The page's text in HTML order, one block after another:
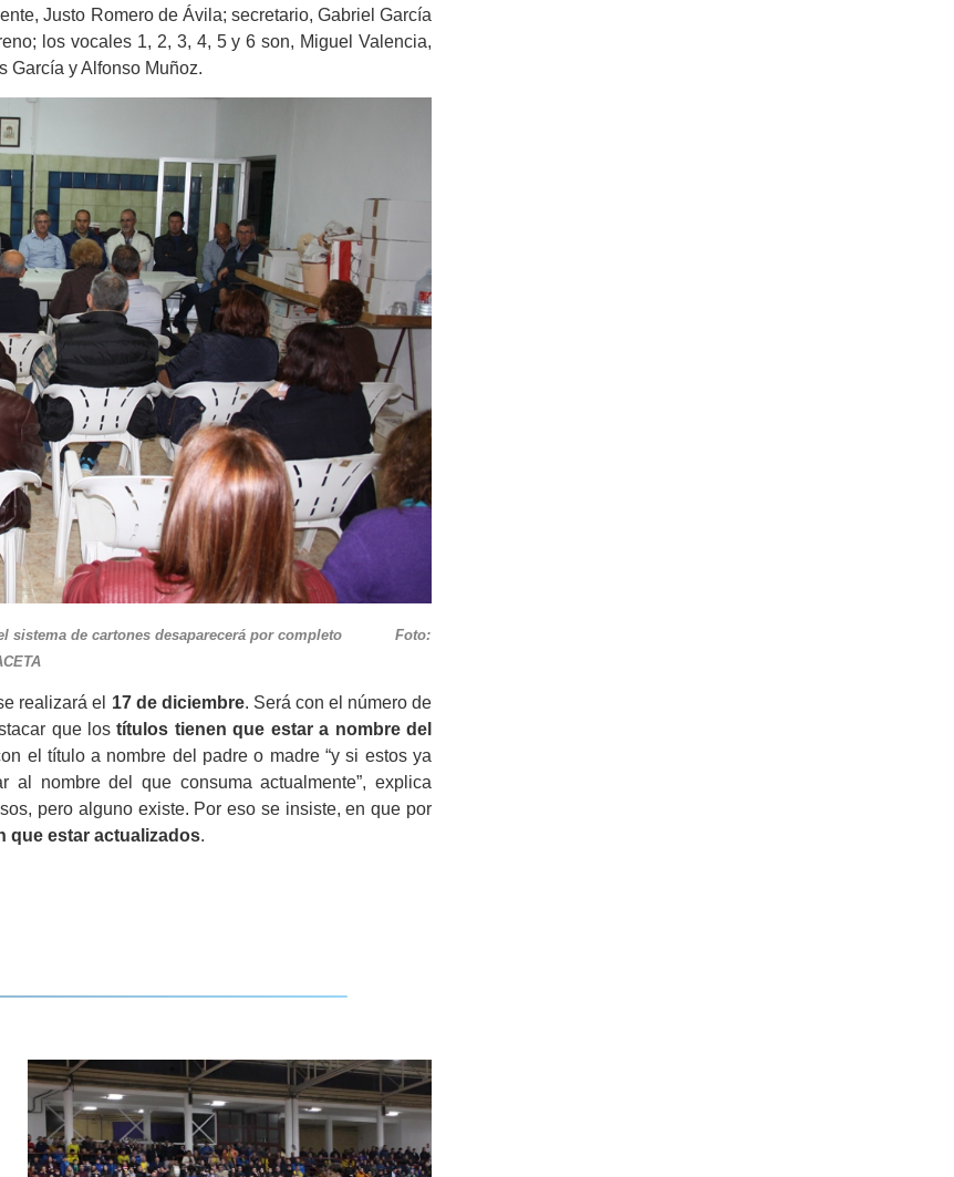
Justo Romero de Ávila; secretario, Gabriel García
los vocales 1, 2, 3, 4, 5 y 6 son, Miguel Valencia,
García y Alfonso Muñoz.
el sistema de cartones desaparecerá por completo Foto:
realizará el 17 de diciembre. Será con el número de
que lostítulos tienen que estar a nombre del
el título a nombre del padre o madre “y si estos ya
nombre del que consuma actualmente”, explica
pero alguno existe. Por eso se insiste, en que por
que estar actualizados.